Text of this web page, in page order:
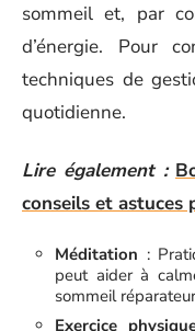
sommeil et, par
d’énergie. Pour
techniques de
quotidienne.
Lire également :
conseils et astuces
Méditation :
peut aider à
sommeil
Exercice